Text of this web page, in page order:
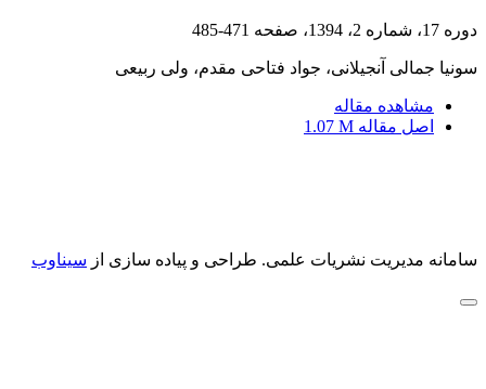
دوره 17، شماره 2، 1394، صفحه 471-485
سونیا جمالی آنجیلانی، جواد فتاحی مقدم، ولی ربیعی
مشاهده مقاله
اصل مقاله 1.07 M
سامانه مدیریت نشریات علمی. طراحی و پیاده سازی از سیناوب